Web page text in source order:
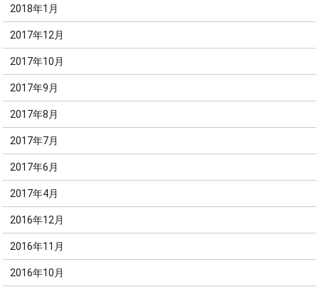
2018年1月
2017年12月
2017年10月
2017年9月
2017年8月
2017年7月
2017年6月
2017年4月
2016年12月
2016年11月
2016年10月